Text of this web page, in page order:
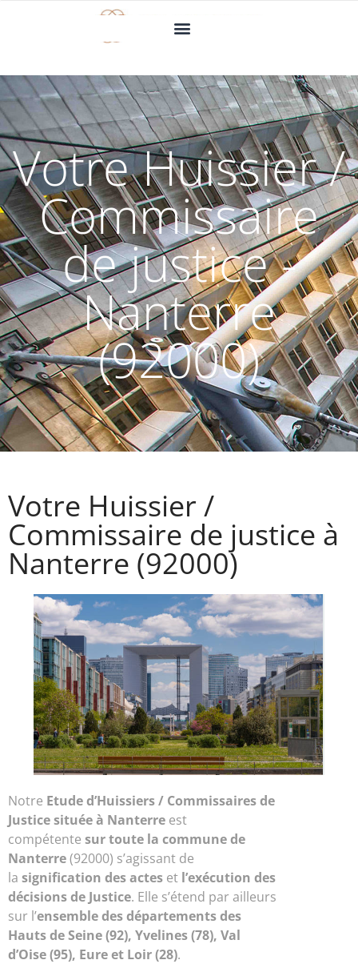
Votre Huissier /
Commissaire
de justice -
Nanterre
(92000)
Votre Huissier /
Commissaire de justice à
Nanterre (92000)
Notre Etude d’Huissiers / Commissaires de
Justice située à Nanterre est
compétente sur toute la commune de
Nanterre(92000) s’agissant de
la signification des actes et l’exécution des
décisions de Justice. Elle s’étend par ailleurs
sur l’ensemble des départements des
Hauts de Seine (92), Yvelines (78), Val
d’Oise (95), Eure et Loir (28).